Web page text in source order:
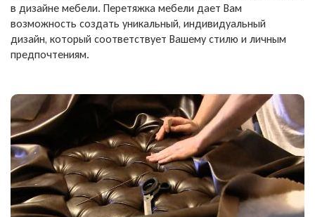
в дизайне мебели. Перетяжка мебели дает Вам
возможность создать уникальный, индивидуальный
дизайн, который соответствует Вашему стилю и личным
предпочтениям.